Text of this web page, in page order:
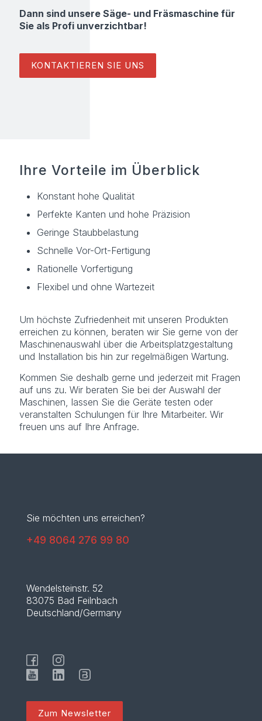
Dann sind unsere Säge- und Fräsmaschine für
Sie als Profi unverzichtbar!
KONTAKTIEREN SIE UNS
Ihre Vorteile im Überblick
Konstant hohe Qualität
Perfekte Kanten und hohe Präzision
Geringe Staubbelastung
Schnelle Vor-Ort-Fertigung
Rationelle Vorfertigung
Flexibel und ohne Wartezeit
Um höchste Zufriedenheit mit unseren Produkten
erreichen zu können, beraten wir Sie gerne von der
Maschinenauswahl über die Arbeitsplatzgestaltung
und Installation bis hin zur regelmäßigen Wartung.
Kommen Sie deshalb gerne und jederzeit mit Fragen
auf uns zu. Wir beraten Sie bei der Auswahl der
Maschinen, lassen Sie die Geräte testen oder
veranstalten Schulungen für Ihre Mitarbeiter. Wir
freuen uns auf Ihre Anfrage.
Sie möchten uns erreichen?
+49 8064 276 99 80
Wendelsteinstr. 52
83075 Bad Feilnbach
Deutschland/Germany
Zum Newsletter